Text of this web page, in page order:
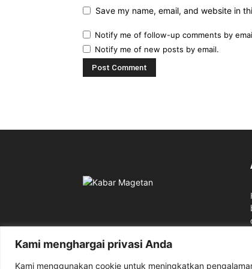
Kami menghargai privasi Anda
Kami menggunakan cookie untuk meningkatkan
Save my name, email, and website in
Notify me of follow-up comments by
Notify me of new posts by email.